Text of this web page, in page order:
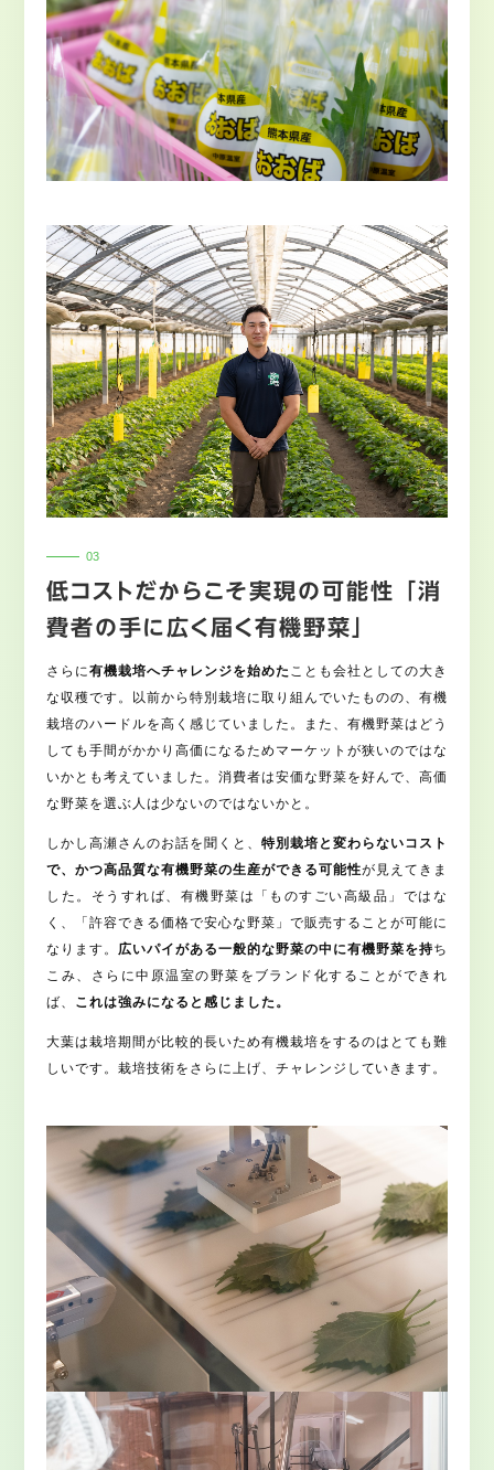
低コストだからこそ実現の可能性 「消
費者の手に広く届く有機野菜」
さらに有機栽培へチャレンジを始めた ことも会社としての大き
な収穫です。以前から特別栽培に取り組んでいたものの、有機
栽培のハードルを高く感じていました。また、有機野菜はどう
しても手間がかかり高価になるためマーケットが狭いのではな
いかとも考えていました。消費者は安価な野菜を好んで、高価
な野菜を選ぶ人は少ないのではないかと。
しかし高瀬さんのお話を聞くと、 特別栽培と変わらないコスト
で、かつ高品質な有機野菜の生産ができる可能性が見えてきま
した。そうすれば、有機野菜は「ものすごい高級品」ではな
く、「許容できる価格で安心な野菜」で販売することが可能に
なります。 広いパイがある一般的な野菜の中に有機野菜を持ち
こみ、さらに中原温室の野菜をブランド化することができれ
ば、 これは強みになると感じました。
大葉は栽培期間が比較的長いため有機栽培をするのはとても難
しいです。栽培技術をさらに上げ、チャレンジしていきます。